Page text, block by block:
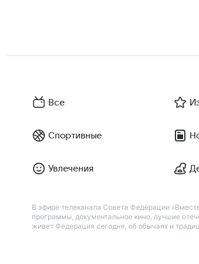
Все
Спортивные
Увлечения
В эфире телеканала Совета Федерации
программы, документальное кино, лучшие
живет Федерация сегодня, об обычаях и